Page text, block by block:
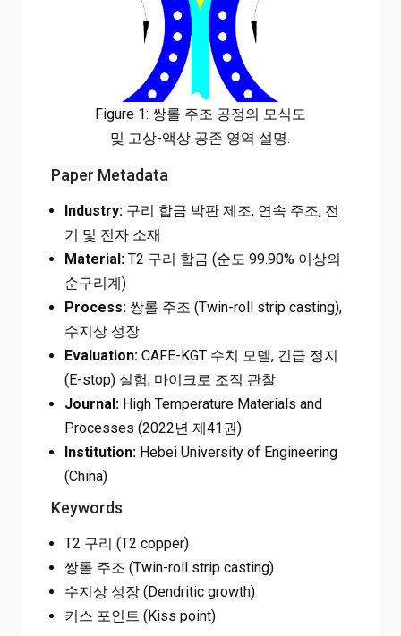
Figure 1: 쌍롤 주조 공정의 모식도
및 고상-액상 공존 영역 설명.
Paper Metadata
Industry:구리 합금 박판 제조, 연속 주조, 전
기 및 전자 소재
Material:T2 구리 합금 (순도 99.90% 이상의
순구리계)
Process:쌍롤 주조 (Twin-roll strip casting),
수지상 성장
Evaluation:CAFE-KGT 수치 모델, 긴급 정지
(E-stop) 실험, 마이크로 조직 관찰
Journal:High Temperature Materials and
Processes (2022년 제41권)
Institution:Hebei University of Engineering
(China)
Keywords
T2 구리 (T2 copper)
쌍롤 주조 (Twin-roll strip casting)
수지상 성장 (Dendritic growth)
키스 포인트 (Kiss point)